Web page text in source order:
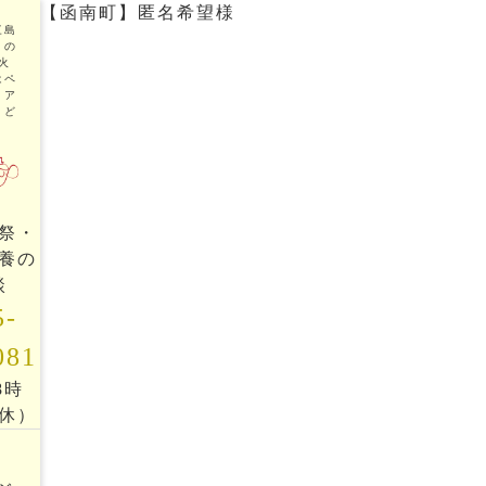
の
ペ
ど
・
の
）
【函南町】匿名希望様